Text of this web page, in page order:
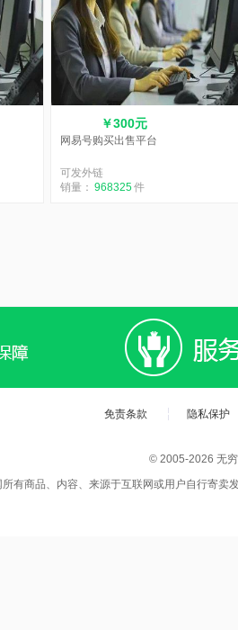
￥300元
网易号购买出售平台
可发外链
销量： 968325件
免责条款 隐私保护
© 2005-2026 无
有商品、内容、来源于互联网或用户自行寄卖